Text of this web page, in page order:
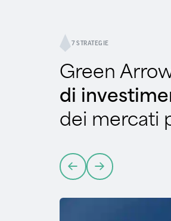
7 STRATEGIE
Green
di
dei mercati